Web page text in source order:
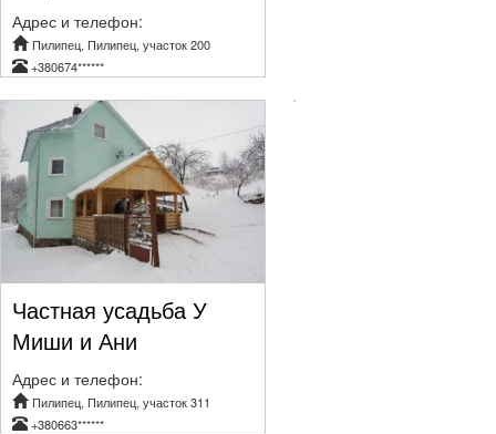
Адрес и телефон:
Пилипец, Пилипец, участок 200
+380674******
Частная усадьба У
Миши и Ани
Адрес и телефон:
Пилипец, Пилипец, участок 311
+380663******